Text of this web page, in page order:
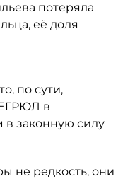
потеряла
её доля
по сути,
в
в законную силу
не редкость, они